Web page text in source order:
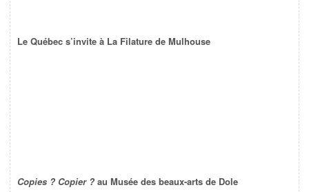
Le Québec s’invite à La Filature de Mulhouse
Copies ? Copier ? au Musée des beaux-arts de Dole